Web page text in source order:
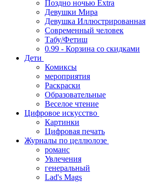
Поздно ночью Extra
Девушки Мира
Девушка Иллюстрированная
Современный человек
Табу/Фетиш
0.99 - Корзина со скидками
Дети
Комиксы
мероприятия
Раскраски
Образовательные
Веселое чтение
Цифровое искусство
Картинки
Цифровая печать
Журналы по целлюлозе
романс
Увлечения
генеральный
Lad's Mags